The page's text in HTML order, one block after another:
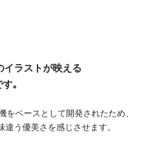
ラストが映える
｡
ベースとして開発されたため、
う優美さを感じさせます。